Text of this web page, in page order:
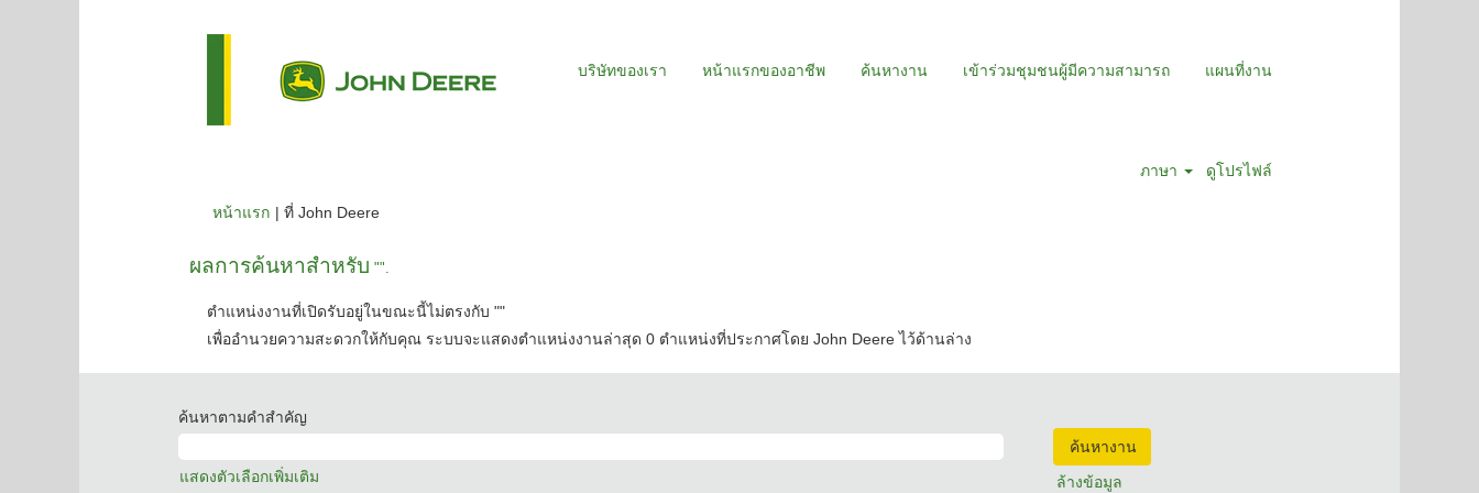
บริษัทของเรา หน้าแรกของอาชีพ ค้นหางาน เข้าร่วมชุมชนผู้มีความสามารถ แผนที่งาน
ภาษา ดูโปรไฟล์
หน้าแรก | ที่ John Deere(หน้า
ผลการค้นหาสำหรับ "".
ตำแหน่งงานที่เปิดรับอยู่ในขณะนี้ไม่ตรงกับ ""
เพื่ออำนวยความสะดวกให้กับคุณ ระบบจะแสดงตำแหน่งงานล่าสุด 0 ตำแหน่งที่ประกาศโดย John Deere ไว้ด้านล่าง
ค้นหาตามคำสำคัญ
แสดงตัวเลือกเพิ่มเติม ล้างข้อมูล